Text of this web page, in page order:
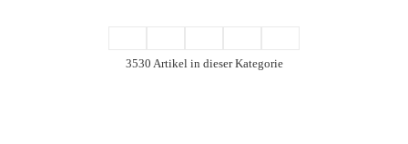
3530 Artikel in dieser Kategorie